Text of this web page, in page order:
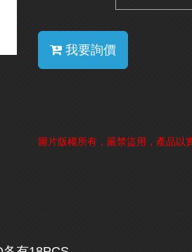
我要詢價
圖片版權所有，嚴禁盜用，產品以